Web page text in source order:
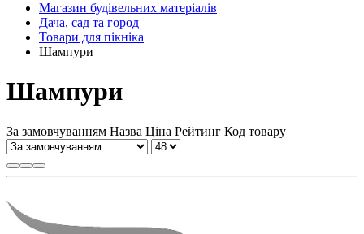
Магазин будівельних матеріалів
Дача, сад та город
Товари для пікніка
Шампури
Шампури
За замовчуванням Назва Ціна Рейтинг Код товару